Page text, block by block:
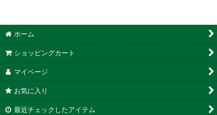
ホーム
ショッピングカート
マイページ
お気に入り
最近チェックしたアイテム